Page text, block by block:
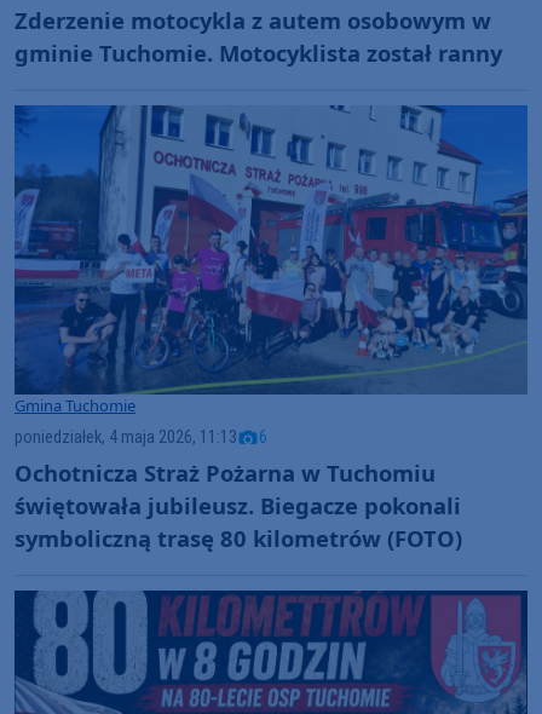
Zderzenie motocykla z autem osobowym w
gminie Tuchomie. Motocyklista został ranny
Gmina Tuchomie
poniedziałek, 4 maja 2026, 11:13 6
Ochotnicza Straż Pożarna w Tuchomiu
świętowała jubileusz. Biegacze pokonali
symboliczną trasę 80 kilometrów (FOTO)